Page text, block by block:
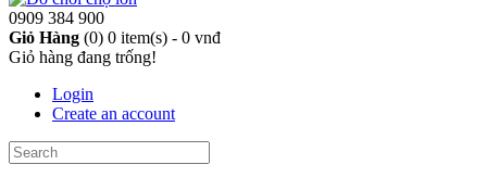
0909 384 900
Giỏ Hàng (0) 0 item(s) - 0 vnđ
Giỏ hàng đang trống!
Login
Create an account